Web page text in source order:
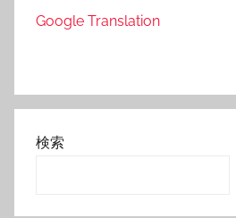
Google Translation
検索